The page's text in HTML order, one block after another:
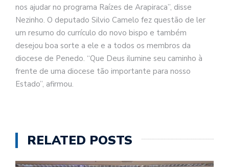
nos ajudar no programa Raízes de Arapiraca”, disse
Nezinho. O deputado Silvio Camelo fez questão de ler
um resumo do currículo do novo bispo e também
desejou boa sorte a ele e a todos os membros da
diocese de Penedo. “Que Deus ilumine seu caminho à
frente de uma diocese tão importante para nosso
Estado”, afirmou.
RELATED POSTS